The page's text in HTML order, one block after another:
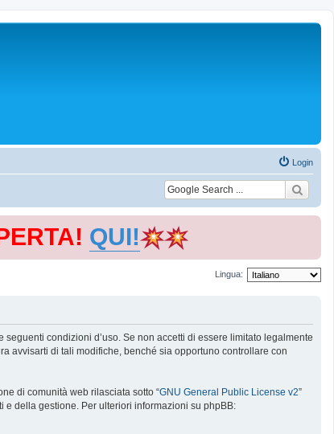
Login
QUI!
Lingua:
seguenti condizioni d’uso. Se non accetti di essere limitato legalmente
avvisarti di tali modifiche, benché sia opportuno controllare con
di comunità web rilasciata sotto “GNU General Public License v2”
e della gestione. Per ulteriori informazioni su phpBB: